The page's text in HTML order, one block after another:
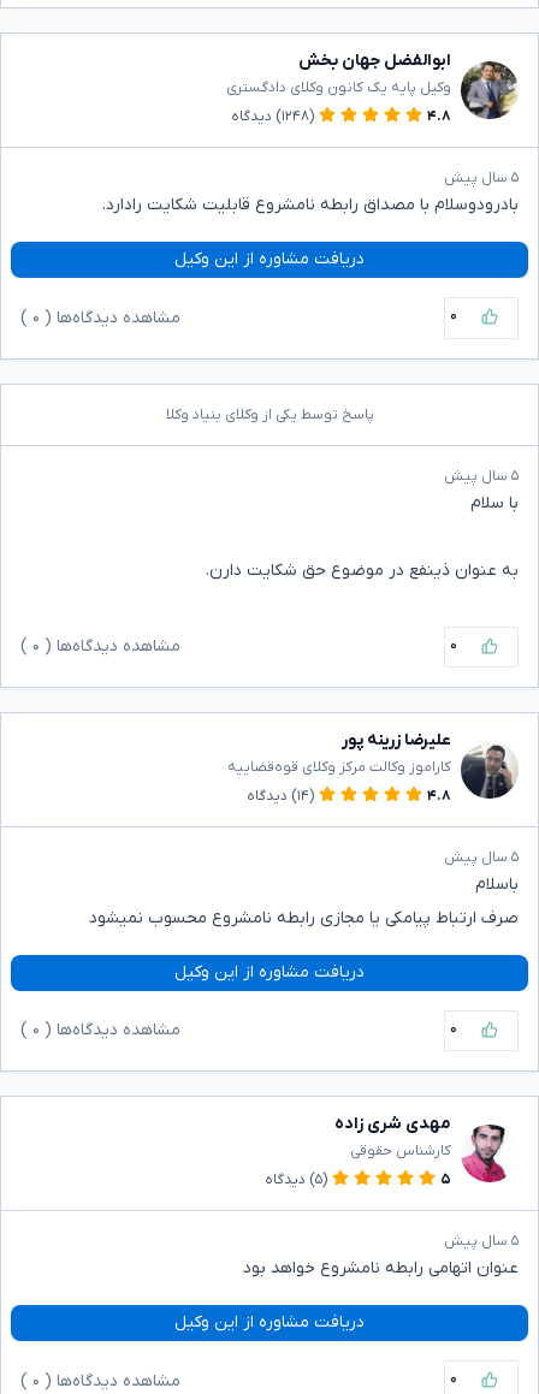
ابوالفضل جهان بخش
وکیل پایه یک کانون وکلای دادگستری
۴.۸
(۱۲۴۸) دیدگاه
۵ سال پیش
بادرودوسلام با مصداق رابطه نامشروع قابلیت شکایت رادارد.
دریافت مشاوره از این وکیل
۰ مشاهده دیدگاه‌ها ( ۰
پاسخ توسط یکی از وکلای بنیاد وکلا
۵ سال پیش
با سلام
به عنوان ذینفع در موضوع حق شکایت دارن.
۰ مشاهده دیدگاه‌ها ( ۰
علیرضا زرینه پور
کاراموز وکالت مرکز وکلای قوه‌قضاییه
۴.۸
(۱۴) دیدگاه
۵ سال پیش
باسلام
صرف ارتباط پیامکی یا مجازی رابطه نامشروع محسوب نمیشود
دریافت مشاوره از این وکیل
۰ مشاهده دیدگاه‌ها ( ۰
مهدی شری زاده
کارشناس حقوقی
۵
(۵) دیدگاه
۵ سال پیش
عنوان اتهامی رابطه نامشروع خواهد بود
دریافت مشاوره از این وکیل
۰ مشاهده دیدگاه‌ها ( ۰